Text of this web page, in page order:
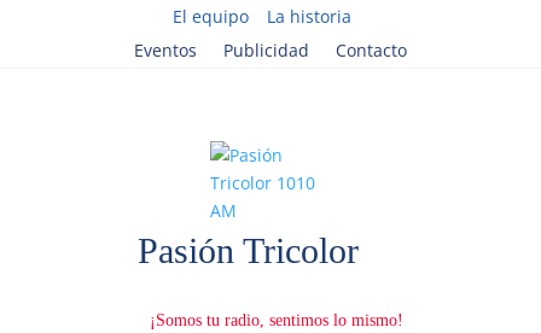
El equipo
La historia
Eventos
Publicidad Contacto